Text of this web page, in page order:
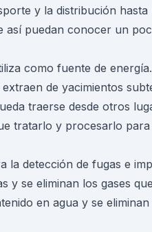
y la distribución hasta
así puedan conocer un
como fuente de
de yacimientos
traerse desde otros
tratarlo y procesarlo
la detección de fugas e
y se eliminan los gases
en agua y se